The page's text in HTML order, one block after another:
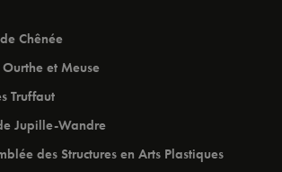
Chênée
et Meuse
Truffaut
Jupille-Wandre
des Structures en Arts Plastiques